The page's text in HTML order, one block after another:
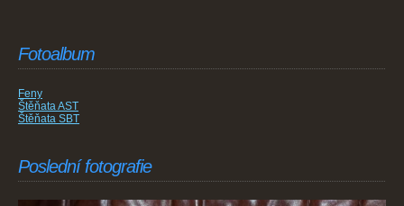
Fotoalbum
Feny
Štěňata AST
Štěňata SBT
Poslední fotografie